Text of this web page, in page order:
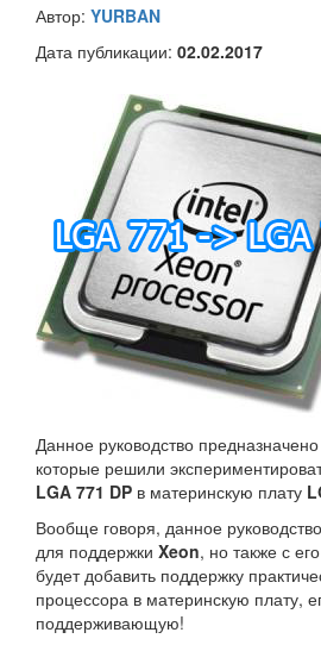
Автор: YURBAN
Дата публикации: 02.02.2017
Данное руководство
которые решили
LGA 771 DP в материнскую плату
Вообще говоря, данное
для поддержки Xeon, но также с
будет добавить поддержку
процессора в материнскую плату,
поддерживающую!